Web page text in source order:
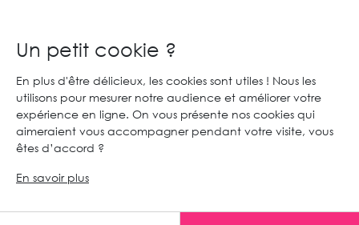
FR
© 2026 Cartaloto. Tous droits réservés.
Agence web Creabilis
Mentions légales et CGU
Un conseil ?
Un petit cookie ?
En plus d'être délicieux, les cookies sont utiles ! Nous les
utilisons pour mesurer notre audience et améliorer votre
expérience en ligne. On vous présente nos cookies qui
aimeraient vous accompagner pendant votre visite, vous
êtes d’accord ?
En savoir plus